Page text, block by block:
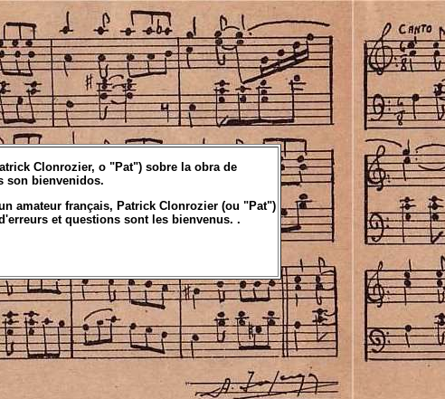
Clonrozier, o "Pat") sobre la obra de
son bienvenidos.
amateur français, Patrick Clonrozier (ou "Pat")
et questions sont les bienvenus. .